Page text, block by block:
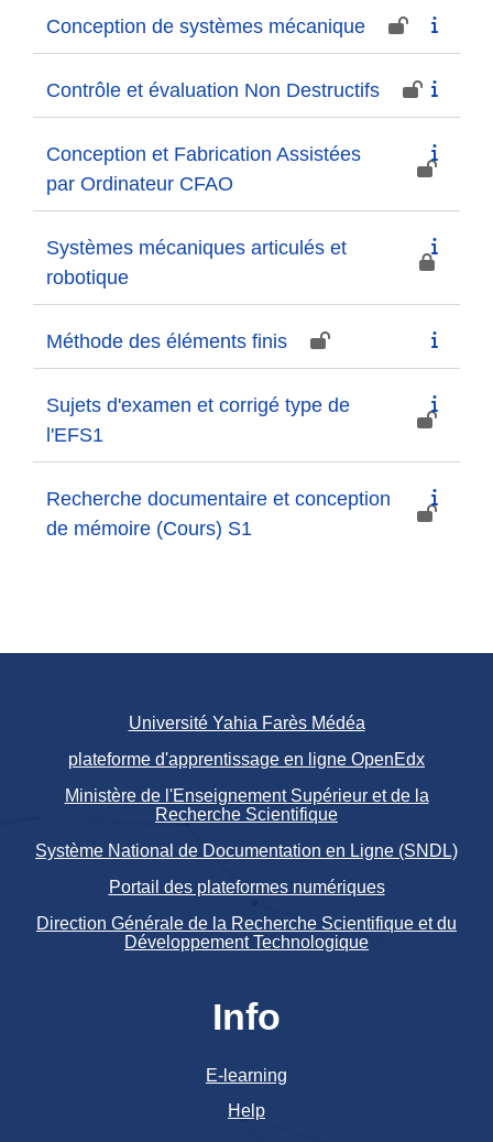
Conception de systèmes mécanique
Contrôle et évaluation Non Destructifs
Conception et Fabrication Assistées
par Ordinateur CFAO
Systèmes mécaniques articulés et
robotique
Méthode des éléments finis
Sujets d'examen et corrigé type de
l'EFS1
Recherche documentaire et conception
de mémoire (Cours) S1
Université Yahia Farès Médéa
plateforme d'apprentissage en ligne OpenEdx
Ministère de l'Enseignement Supérieur et de la
Recherche Scientifique
Système National de Documentation en Ligne (SNDL)
Portail des plateformes numériques
Direction Générale de la Recherche Scientifique et du
Développement Technologique
Info
E-learning
Help